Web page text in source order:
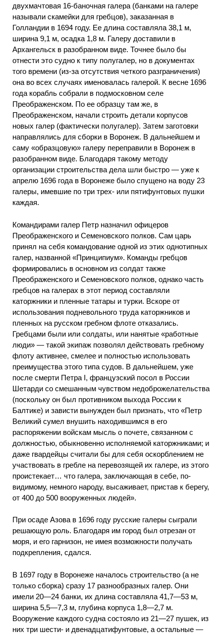
двухмачтовая 16-баночная галера (банками на галере
называли скамейки для гребцов), заказанная в
Голландии в 1694 году. Ее длина составляла 38,1 м,
ширина 9,1 м, осадка 1,8 м. Галеру доставили в
Архангельск в разобранном виде. Точнее было бы
отнести это судно к типу полугалер, но в документах
того времени (из-за отсутствия четкого разграничения)
она во всех случаях именовалась галерой. К весне 1696
года корабль собрали в подмосковном селе
Преображенском. По ее образцу там же, в
Преображенском, начали строить детали корпусов
новых галер (фактически полугалер). Затем заготовки
направлялись для сборки в Воронеж. В дальнейшем и
саму «образцовую» галеру переправили в Воронеж в
разобранном виде. Благодаря такому методу
организации строительства дела шли быстро — уже к
апрелю 1696 года в Воронеже было спущено на воду 23
галеры, имевшие по три трех- или пятифунтовых пушки
каждая.
Командирами галер Петр назначил офицеров
Преображенского и Семеновского полков. Сам царь
принял на себя командование одной из этих однотипных
галер, названной «Принципиум». Команды гребцов
формировались в основном из солдат также
Преображенского и Семеновского полков, однако часть
гребцов на галерах в этот период составляли
каторжники и пленные татары и турки. Вскоре от
использования подневольного труда каторжников и
пленных на русском гребном флоте отказались.
Гребцами были или солдаты, или нанятые «работные
люди» — такой экипаж позволял действовать гребному
флоту активнее, смелее и полностью использовать
преимущества этого типа судов. В дальнейшем, уже
после смерти Петра I, французский посол в России
Шетарди со смешанным чувством недоброжелательства
(поскольку он был противником выхода России к
Балтике) и зависти вынужден был признать, что «Петр
Великий сумел внушить находившимся в его
распоряжении войскам мысль о почете, связанном с
должностью, обыкновенно исполняемой каторжниками; и
даже гвардейцы считали бы для себя оскорблением не
участвовать в гребле на перевозящей их галере, из этого
проистекает… что галера, заключающая в себе, по-
видимому, немного народу, высаживает, пристав к берегу,
от 400 до 500 вооруженных людей».
При осаде Азова в 1696 году русские галеры сыграли
решающую роль. Благодаря им город был отрезан от
моря, и его гарнизон, не имея возможности получать
подкрепления, сдался.
В 1697 году в Воронеже началось строительство (а не
только сборка) сразу 17 разнообразных галер. Они
имели 20—24 банки, их длина составляла 41,7—53 м,
ширина 5,5—7,3 м, глубина корпуса 1,8—2,7 м.
Вооружение каждого судна состояло из 21—27 пушек, из
них три шести- и двенадцатифунтовые, а остальные —